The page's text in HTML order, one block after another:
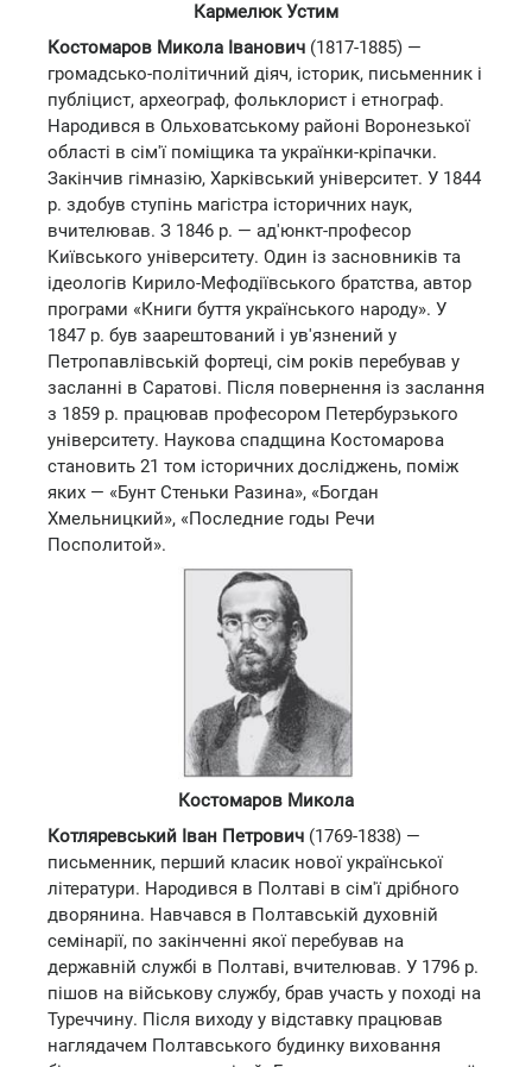
Кармелюк Устим
Костомаров Микола Іванович (1817-1885) —
громадсько-політичний діяч, історик, письменник і
публіцист, археограф, фольклорист і етнограф.
Народився в Ольховатському районі Воронезької
області в сім'ї поміщика та українки-кріпачки.
Закінчив гімназію, Харківський університет. У 1844
р. здобув ступінь магістра історичних наук,
вчителював. З 1846 р. — ад'юнкт-професор
Київського університету. Один із засновників та
ідеологів Кирило-Мефодіївського братства, автор
програми «Книги буття українського народу». У
1847 р. був заарештований і ув'язнений у
Петропавлівській фортеці, сім років перебував у
засланні в Саратові. Після повернення із заслання
з 1859 р. працював професором Петербурзького
університету. Наукова спадщина Костомарова
становить 21 том історичних досліджень, поміж
яких — «Бунт Стеньки Разина», «Богдан
Хмельницкий», «Последние годы Речи
Посполитой».
Костомаров Микола
Котляревський Іван Петрович (1769-1838) —
письменник, перший класик нової української
літератури. Народився в Полтаві в сім'ї дрібного
дворянина. Навчався в Полтавській духовній
семінарії, по закінченні якої перебував на
державній службі в Полтаві, вчителював. У 1796 р.
пішов на військову службу, брав участь у поході на
Туреччину. Після виходу у відставку працював
наглядачем Полтавського будинку виховання